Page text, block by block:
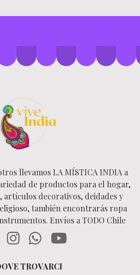
llevamos LA MÍSTICA INDIA a
de productos para el hogar,
artículos decorativos, deidades y
también encontrarás ropa
Envíos a TODO Chile
TROVARCI